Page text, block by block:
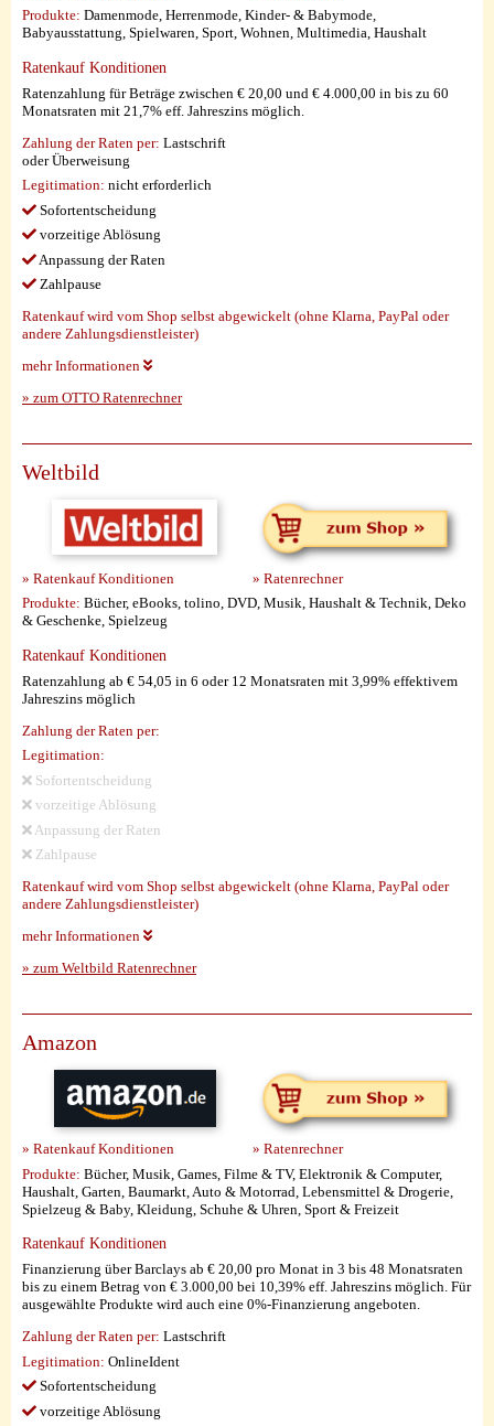
Produkte: Damenmode, Herrenmode, Kinder- & Babymode,
Babyausstattung, Spielwaren, Sport, Wohnen, Multimedia, Haushalt
Ratenkauf Konditionen
Ratenzahlung für Beträge zwischen € 20,00 und € 4.000,00 in bis zu 60
Monatsraten mit 21,7% eff. Jahreszins möglich.
Zahlung der Raten per: Lastschrift
oder Überweisung
Legitimation: nicht erforderlich
Sofortentscheidung
vorzeitige Ablösung
Anpassung der Raten
Zahlpause
Ratenkauf wird vom Shop selbst abgewickelt (ohne Klarna, PayPal oder
andere Zahlungsdienstleister)
mehr Informationen
» zum OTTO Ratenrechner
Weltbild
» Ratenkauf Konditionen
» Ratenrechner
Produkte: Bücher, eBooks, tolino, DVD, Musik, Haushalt & Technik, Deko
& Geschenke, Spielzeug
Ratenkauf Konditionen
Ratenzahlung ab € 54,05 in 6 oder 12 Monatsraten mit 3,99% effektivem
Jahreszins möglich
Zahlung der Raten per:
Legitimation:
Sofortentscheidung
vorzeitige Ablösung
Anpassung der Raten
Zahlpause
Ratenkauf wird vom Shop selbst abgewickelt (ohne Klarna, PayPal oder
andere Zahlungsdienstleister)
mehr Informationen
» zum Weltbild Ratenrechner
Amazon
» Ratenkauf Konditionen
» Ratenrechner
Produkte: Bücher, Musik, Games, Filme & TV, Elektronik & Computer,
Haushalt, Garten, Baumarkt, Auto & Motorrad, Lebensmittel & Drogerie,
Spielzeug & Baby, Kleidung, Schuhe & Uhren, Sport & Freizeit
Ratenkauf Konditionen
Finanzierung über Barclays ab € 20,00 pro Monat in 3 bis 48 Monatsraten
bis zu einem Betrag von € 3.000,00 bei 10,39% eff. Jahreszins möglich. Für
ausgewählte Produkte wird auch eine 0%-Finanzierung angeboten.
Zahlung der Raten per: Lastschrift
Legitimation: OnlineIdent
Sofortentscheidung
vorzeitige Ablösung